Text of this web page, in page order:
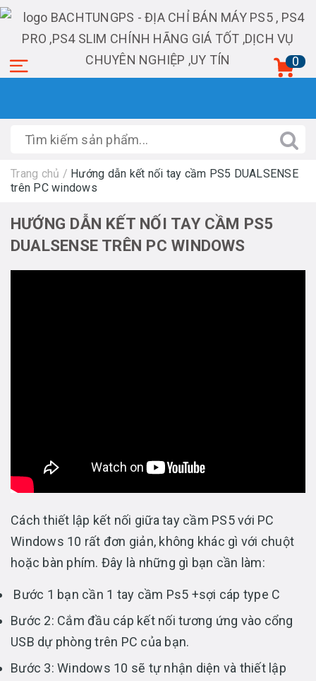
0
Trang chủ / Hướng dẫn kết nối tay cầm PS5 DUALSENSE
trên PC windows
HƯỚNG DẪN KẾT NỐI TAY CẦM PS5
DUALSENSE TRÊN PC WINDOWS
Cách thiết lập kết nối giữa tay cầm PS5 với PC
Windows 10 rất đơn giản, không khác gì với chuột
hoặc bàn phím. Đây là những gì bạn cần làm:
Bước 1 bạn cần 1 tay cầm Ps5 +sợi cáp type C
Bước 2: Cắm đầu cáp kết nối tương ứng vào cổng
USB dự phòng trên PC của bạn.
Bước 3: Windows 10 sẽ tự nhận diện và thiết lập